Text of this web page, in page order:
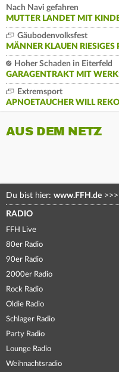
Nach Navi gefahren
MUTTER LANDET MIT
Gäubodenvolksfest
MÄNNER KLAUEN
Hoher Schaden in Eiterfeld
GARAGENTRAKT MIT
Extremsport
APNOETAUCHER WILL
AUS DEM NETZ
Du bist hier: www.FFH.de >>>
RADIO
FFH Live
80er Radio
90er Radio
2000er Radio
Rock Radio
Oldie Radio
Schlager Radio
Party Radio
Lounge Radio
Weihnachtsradio